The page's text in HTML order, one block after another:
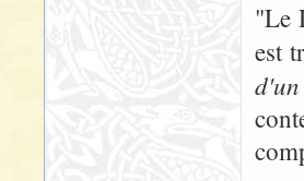
"Le
est